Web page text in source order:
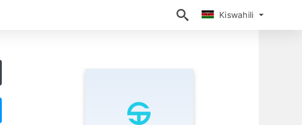
Kiswahili
Kiswahili